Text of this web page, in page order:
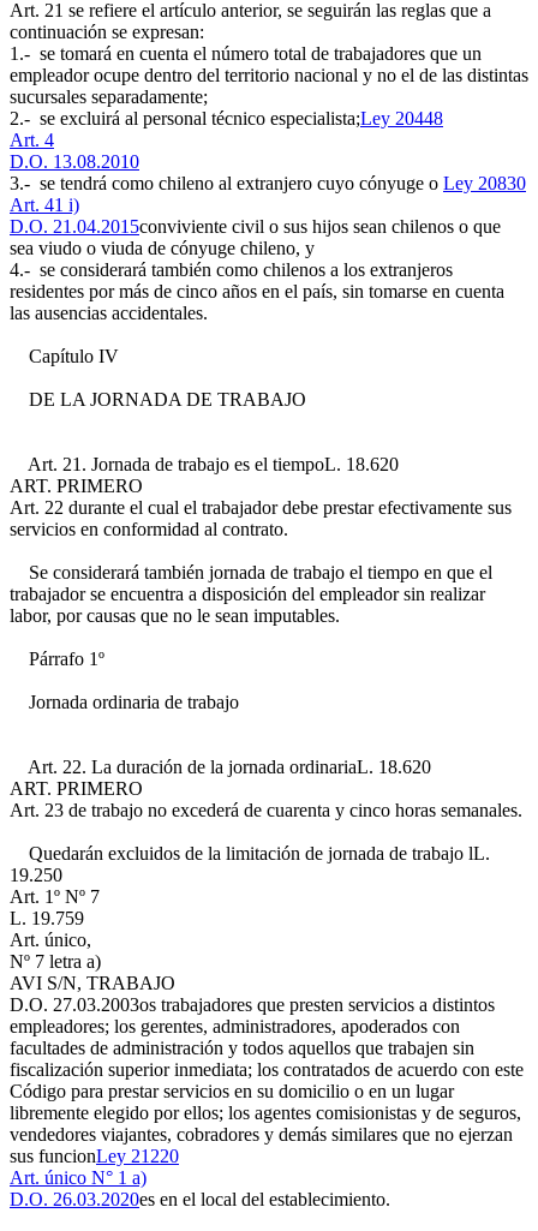
Art. 21 se refiere el artículo anterior, se seguirán las reglas que a
continuación se expresan:
1.- se tomará en cuenta el número total de trabajadores que un
empleador ocupe dentro del territorio nacional y no el de las distintas
sucursales separadamente;
2.- se excluirá al personal técnico especialista;Ley 20448
Art. 4
D.O. 13.08.2010
3.- se tendrá como chileno al extranjero cuyo cónyuge o Ley 20830
Art. 41 i)
D.O. 21.04.2015conviviente civil o sus hijos sean chilenos o que
sea viudo o viuda de cónyuge chileno, y
4.- se considerará también como chilenos a los extranjeros
residentes por más de cinco años en el país, sin tomarse en cuenta
las ausencias accidentales.
Capítulo IV
DE LA JORNADA DE TRABAJO
Art. 21. Jornada de trabajo es el tiempoL. 18.620
ART. PRIMERO
Art. 22 durante el cual el trabajador debe prestar efectivamente sus
servicios en conformidad al contrato.
Se considerará también jornada de trabajo el tiempo en que el
trabajador se encuentra a disposición del empleador sin realizar
labor, por causas que no le sean imputables.
Párrafo 1º
Jornada ordinaria de trabajo
Art. 22. La duración de la jornada ordinariaL. 18.620
ART. PRIMERO
Art. 23 de trabajo no excederá de cuarenta y cinco horas semanales.
Quedarán excluidos de la limitación de jornada de trabajo lL.
19.250
Art. 1º Nº 7
L. 19.759
Art. único,
Nº 7 letra a)
AVI S/N, TRABAJO
D.O. 27.03.2003os trabajadores que presten servicios a distintos
empleadores; los gerentes, administradores, apoderados con
facultades de administración y todos aquellos que trabajen sin
fiscalización superior inmediata; los contratados de acuerdo con este
Código para prestar servicios en su domicilio o en un lugar
libremente elegido por ellos; los agentes comisionistas y de seguros,
vendedores viajantes, cobradores y demás similares que no ejerzan
sus funcionLey 21220
Art. único N° 1 a)
D.O. 26.03.2020es en el local del establecimiento.